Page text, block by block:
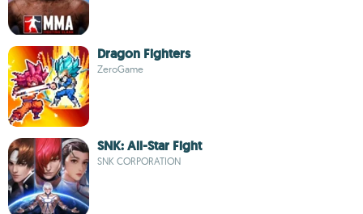
Dragon Fighters
ZeroGame
SNK: All-Star Fight
SNK CORPORATION